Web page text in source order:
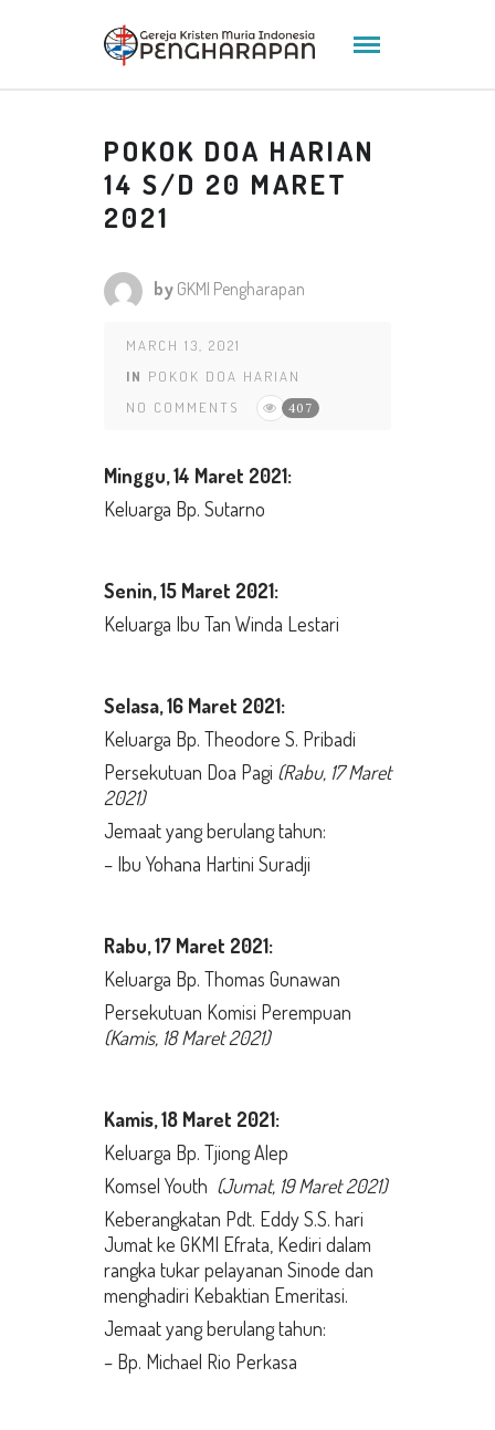
POKOK DOA HARIAN
14 S/D 20 MARET
2021
by GKMI Pengharapan
MARCH 13, 2021
IN POKOK DOA HARIAN
NO COMMENTS
407
Minggu,14 Maret 2021:
Keluarga Bp. Sutarno
Senin,15 Maret 2021:
Keluarga Ibu Tan Winda Lestari
Selasa, 16 Maret 2021:
Keluarga Bp. Theodore S. Pribadi
Persekutuan Doa Pagi (Rabu, 17 Maret
2021)
Jemaat yang berulang tahun:
– Ibu Yohana Hartini Suradji
Rabu,17 Maret 2021:
Keluarga Bp. Thomas Gunawan
Persekutuan Komisi Perempuan
(Kamis, 18 Maret 2021)
Kamis,18 Maret 2021:
Keluarga Bp. Tjiong Alep
Komsel Youth (Jumat, 19 Maret 2021)
Keberangkatan Pdt. Eddy S.S. hari
Jumat ke GKMI Efrata, Kediri dalam
rangka tukar pelayanan Sinode dan
menghadiri Kebaktian Emeritasi.
Jemaat yang berulang tahun:
– Bp. Michael Rio Perkasa